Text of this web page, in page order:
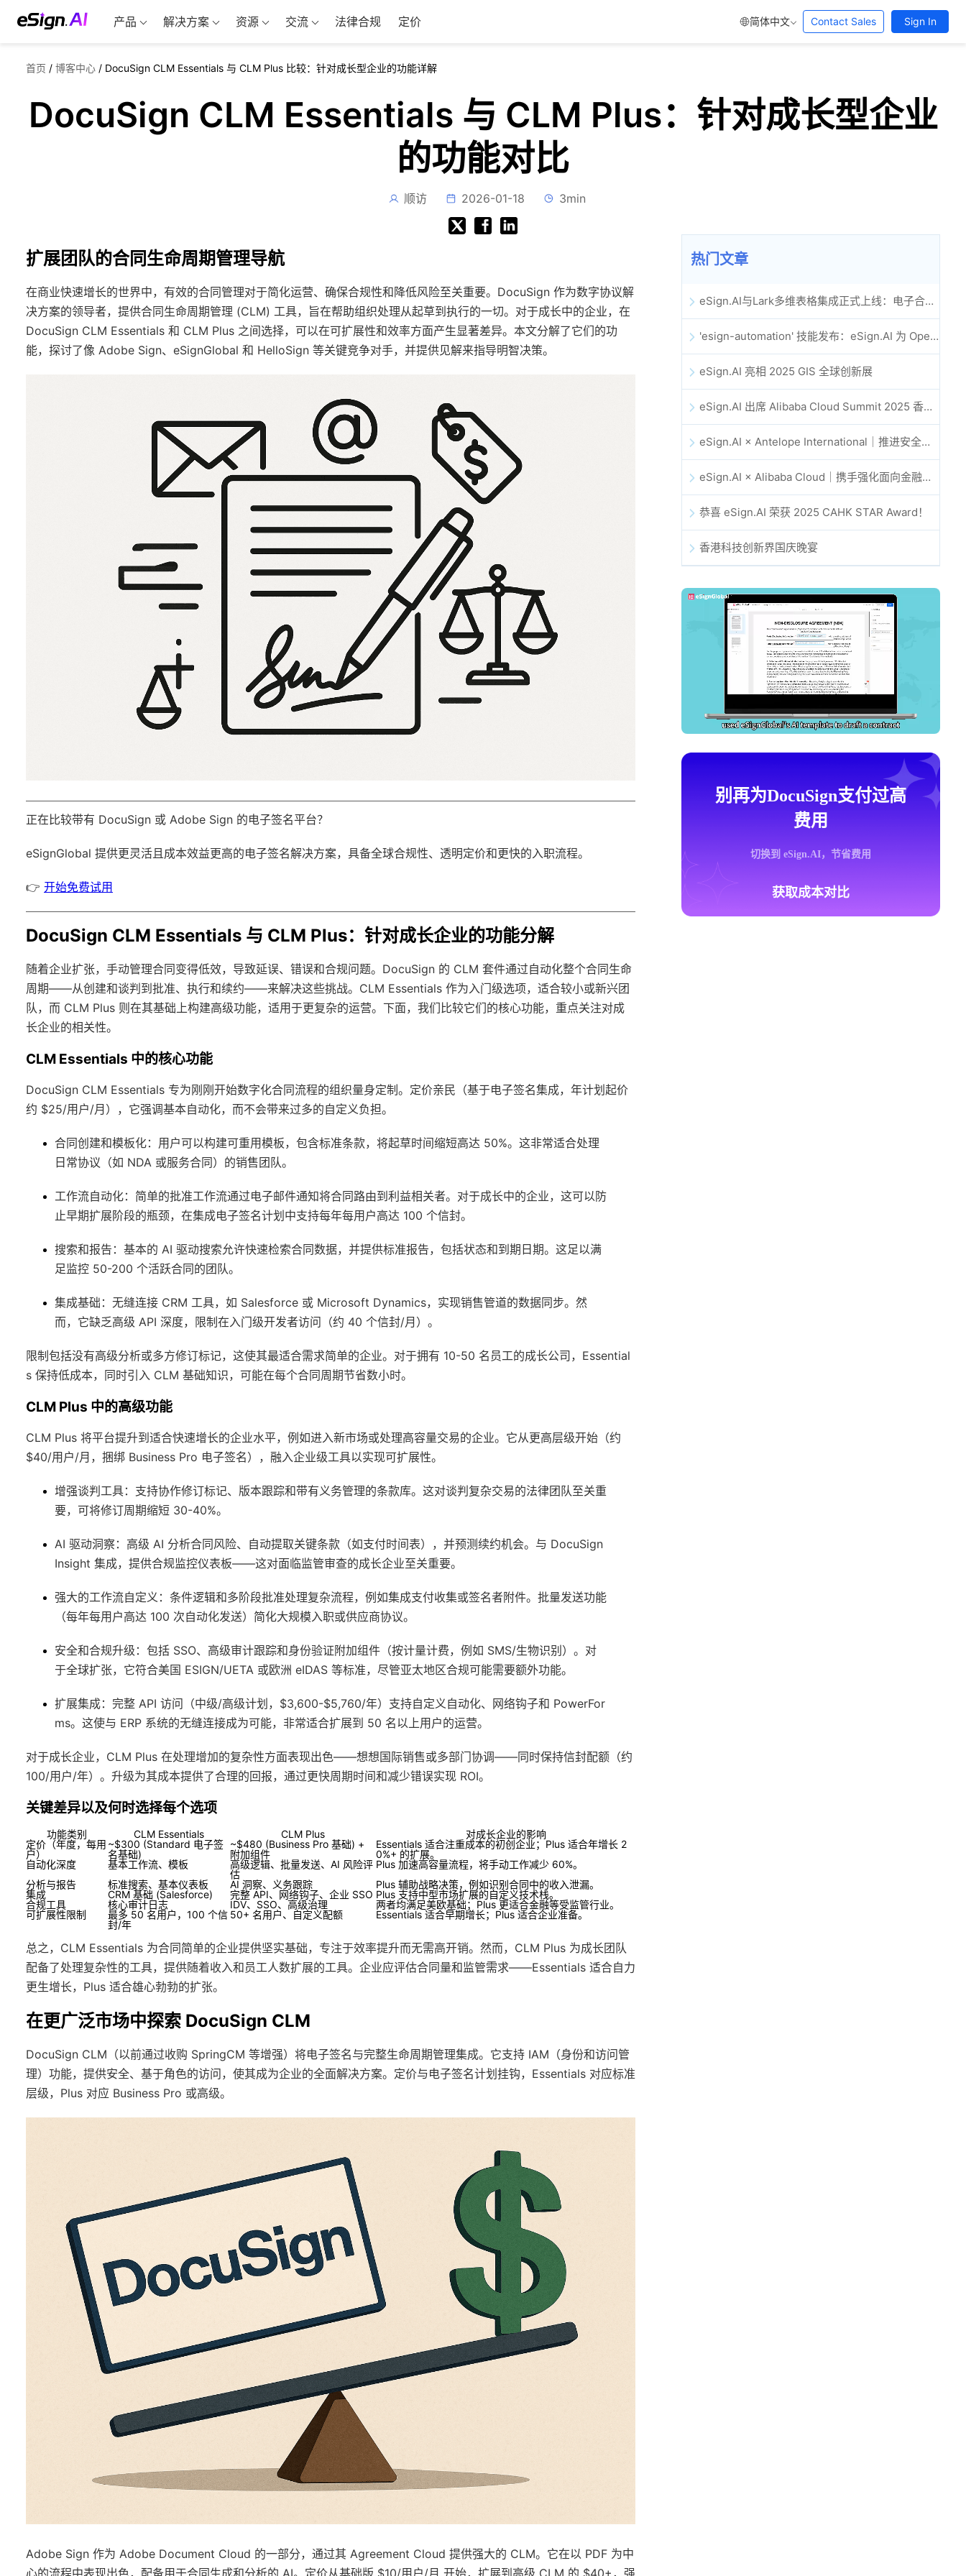
产品 解决方案 资源 交流 法律合规 定价 简体中文 Contact Sales Sign In
首页 / 博客中心 / DocuSign CLM Essentials 与 CLM Plus 比较：针对成长型企业的功能详解
DocuSign CLM Essentials 与 CLM Plus：针对成长型企业
的功能对比
顺访 2026-01-18 3min
扩展团队的合同生命周期管理导航
在商业快速增长的世界中，有效的合同管理对于简化运营、确保合规性和降低风险至关重要。DocuSign 作为数字协议解
决方案的领导者，提供合同生命周期管理 (CLM) 工具，旨在帮助组织处理从起草到执行的一切。对于成长中的企业，在
DocuSign CLM Essentials 和 CLM Plus 之间选择，可以在可扩展性和效率方面产生显著差异。本文分解了它们的功
能，探讨了像 Adobe Sign、eSignGlobal 和 HelloSign 等关键竞争对手，并提供见解来指导明智决策。
正在比较带有 DocuSign 或 Adobe Sign 的电子签名平台？
eSignGlobal 提供更灵活且成本效益更高的电子签名解决方案，具备全球合规性、透明定价和更快的入职流程。
👉 开始免费试用
DocuSign CLM Essentials 与 CLM Plus：针对成长企业的功能分解
随着企业扩张，手动管理合同变得低效，导致延误、错误和合规问题。DocuSign 的 CLM 套件通过自动化整个合同生命
周期——从创建和谈判到批准、执行和续约——来解决这些挑战。CLM Essentials 作为入门级选项，适合较小或新兴团
队，而 CLM Plus 则在其基础上构建高级功能，适用于更复杂的运营。下面，我们比较它们的核心功能，重点关注对成
长企业的相关性。
CLM Essentials 中的核心功能
DocuSign CLM Essentials 专为刚刚开始数字化合同流程的组织量身定制。定价亲民（基于电子签名集成，年计划起价
约 $25/用户/月），它强调基本自动化，而不会带来过多的自定义负担。
合同创建和模板化：用户可以构建可重用模板，包含标准条款，将起草时间缩短高达 50%。这非常适合处理
日常协议（如 NDA 或服务合同）的销售团队。
工作流自动化：简单的批准工作流通过电子邮件通知将合同路由到利益相关者。对于成长中的企业，这可以防
止早期扩展阶段的瓶颈，在集成电子签名计划中支持每年每用户高达 100 个信封。
搜索和报告 ：基本的 AI 驱动搜索允许快速检索合同数据，并提供标准报告，包括状态和到期日期。这足以满
足监控 50-200 个活跃合同的团队。
集成基础 ：无缝连接 CRM 工具，如 Salesforce 或 Microsoft Dynamics，实现销售管道的数据同步。然
而，它缺乏高级 API 深度，限制在入门级开发者访问（约 40 个信封/月）。
限制包括没有高级分析或多方修订标记，这使其最适合需求简单的企业。对于拥有 10-50 名员工的成长公司，Essential
s 保持低成本，同时引入 CLM 基础知识，可能在每个合同周期节省数小时。
CLM Plus 中的高级功能
CLM Plus 将平台提升到适合快速增长的企业水平，例如进入新市场或处理高容量交易的企业。它从更高层级开始（约
$40/用户/月，捆绑 Business Pro 电子签名），融入企业级工具以实现可扩展性。
增强谈判工具：支持协作修订标记、版本跟踪和带有义务管理的条款库。这对谈判复杂交易的法律团队至关重
要，可将修订周期缩短 30-40%。
AI 驱动洞察：高级 AI 分析合同风险、自动提取关键条款（如支付时间表），并预测续约机会。与 DocuSign
Insight 集成，提供合规监控仪表板——这对面临监管审查的成长企业至关重要。
强大的工作流自定义 ：条件逻辑和多阶段批准处理复杂流程，例如集成支付收集或签名者附件。批量发送功能
（每年每用户高达 100 次自动化发送）简化大规模入职或供应商协议。
安全和合规升级 ：包括 SSO、高级审计跟踪和身份验证附加组件（按计量计费，例如 SMS/生物识别）。对
于全球扩张，它符合美国 ESIGN/UETA 或欧洲 eIDAS 等标准，尽管亚太地区合规可能需要额外功能。
扩展集成：完整 API 访问（中级/高级计划，$3,600-$5,760/年）支持自定义自动化、网络钩子和 PowerFor
ms。这使与 ERP 系统的无缝连接成为可能，非常适合扩展到 50 名以上用户的运营。
对于成长企业，CLM Plus 在处理增加的复杂性方面表现出色——想想国际销售或多部门协调——同时保持信封配额（约
100/用户/年）。升级为其成本提供了合理的回报，通过更快周期时间和减少错误实现 ROI。
关键差异以及何时选择每个选项
功能类别 CLM Essentials CLM Plus
对成长企业的影响
定价（年度，每用
户）
~$300 (Standard 电子签
名基础)
~$480 (Business Pro 基础) +
附加组件
Essentials 适合注重成本的初创企业；Plus 适合年增长 2
0%+ 的扩展。
自动化深度
基本工作流、模板
高级逻辑、批量发送、AI 风险评
估
Plus 加速高容量流程，将手动工作减少 60%。
分析与报告
标准搜索、基本仪表板 AI 洞察、义务跟踪
Plus 辅助战略决策，例如识别合同中的收入泄漏。
集成
CRM 基础 (Salesforce) 完整 API、网络钩子、企业 SSO Plus 支持中型市场扩展的自定义技术栈。
合规工具
核心审计日志 IDV、SSO、高级治理
两者均满足美欧基础；Plus 更适合金融等受监管行业。
可扩展性限制
最多 50 名用户，100 个信
封/年
50+ 名用户、自定义配额 Essentials 适合早期增长；Plus 适合企业准备。
总之，CLM Essentials 为合同简单的企业提供坚实基础，专注于效率提升而无需高开销。然而，CLM Plus 为成长团队
配备了处理复杂性的工具，提供随着收入和员工人数扩展的工具。企业应评估合同量和监管需求——Essentials 适合自力
更生增长，Plus 适合雄心勃勃的扩张。
在更广泛市场中探索 DocuSign CLM
DocuSign CLM（以前通过收购 SpringCM 等增强）将电子签名与完整生命周期管理集成。它支持 IAM（身份和访问管
理）功能，提供安全、基于角色的访问，使其成为企业的全面解决方案。定价与电子签名计划挂钩，Essentials 对应标准
层级，Plus 对应 Business Pro 或高级。
Adobe Sign 作为 Adobe Document Cloud 的一部分，通过其 Agreement Cloud 提供强大的 CLM。它在以 PDF 为中
心的流程中表现出色，配备用于合同生成和分析的 AI。定价从基础版 $10/用户/月 开始，扩展到高级 CLM 的 $40+，强
热门文章
eSign.AI与Lark多维表格集成正式上线：电子合同签署归档全程自动化
'esign-automation' 技能发布：eSign.AI 为 OpenClaw 提供自动化电子签名能力
eSign.AI 亮相 2025 GIS 全球创新展
eSign.AI 出席 Alibaba Cloud Summit 2025 香港站，共同探讨 AI 驱动的云创新与数字信任未来
eSign.AI × Antelope International｜推进安全且由 AI 驱动的数字化工作流
eSign.AI × Alibaba Cloud｜携手强化面向金融科技的全球数字信任
恭喜 eSign.AI 荣获 2025 CAHK STAR Award！
香港科技创新界国庆晚宴
别再为DocuSign支付过高
费用
切换到 eSign.AI，节省费用
获取成本对比